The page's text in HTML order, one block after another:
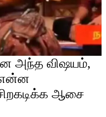
அந்த விஷயம்,
என்ன
ஆசை